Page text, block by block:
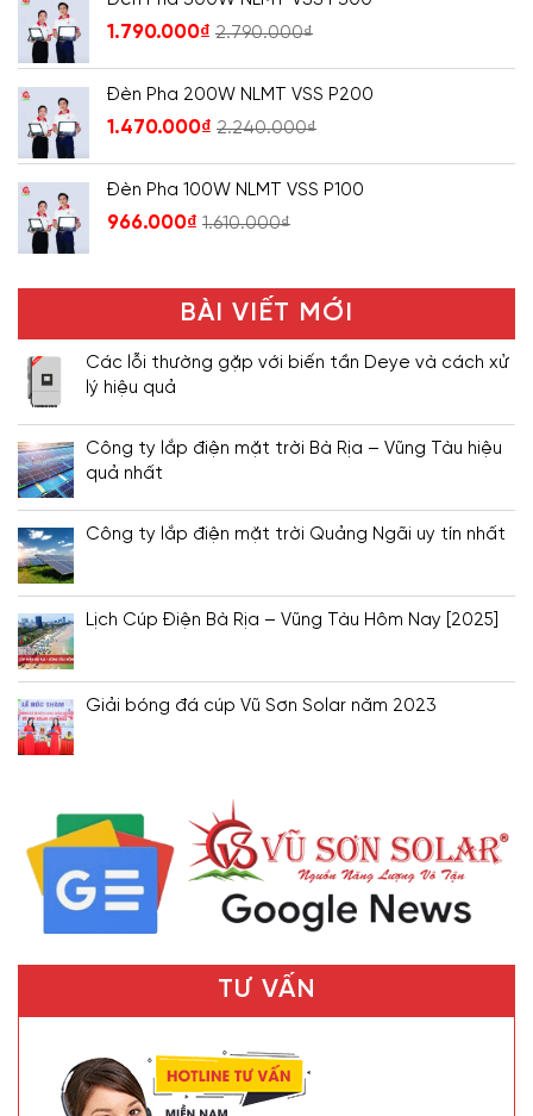
1.790.000₫ 2.790.000₫
Đèn Pha 200W NLMT VSS P200
1.470.000₫ 2.240.000₫
Đèn Pha 100W NLMT VSS P100
966.000₫ 1.610.000₫
BÀI VIẾT MỚI
Các lỗi thường gặp với biến tần Deye và cách xử
lý hiệu quả
Công ty lắp điện mặt trời Bà Rịa – Vũng Tàu hiệu
quả nhất
Công ty lắp điện mặt trời Quảng Ngãi uy tín nhất
Lịch Cúp Điện Bà Rịa – Vũng Tàu Hôm Nay [2025]
Giải bóng đá cúp Vũ Sơn Solar năm 2023
TƯ VẤN